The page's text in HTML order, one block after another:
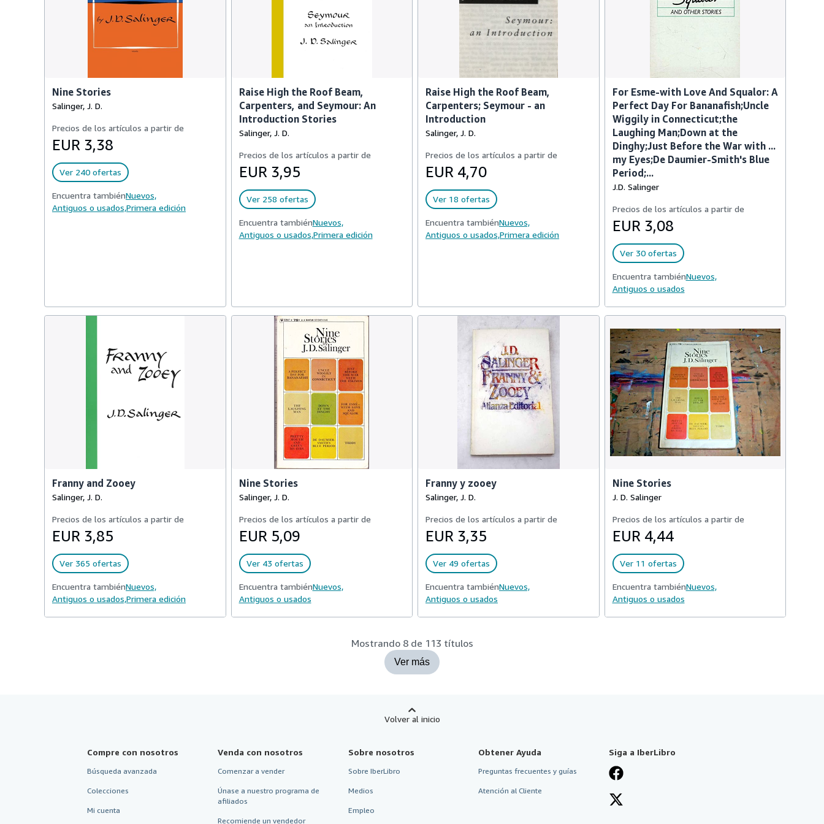
Nine Stories
Salinger, J. D.
Precios de los artículos a partir de
EUR 3,38
Ver 240 ofertas
Encuentra tambiénNuevos,
Antiguos o usados,Primera edición
Raise High the Roof Beam,
Carpenters, and Seymour: An
Introduction Stories
Salinger, J. D.
Precios de los artículos a partir de
EUR 3,95
Ver 258 ofertas
Encuentra tambiénNuevos,
Antiguos o usados,Primera edición
Raise High the Roof Beam,
Carpenters; Seymour - an
Introduction
Salinger, J. D.
Precios de los artículos a partir de
EUR 4,70
Ver 18 ofertas
Encuentra tambiénNuevos,
Antiguos o usados,Primera edición
For Esme-with Love And Squalor: A
Perfect Day For Bananafish;Uncle
Wiggily in Connecticut;the
Laughing Man;Down at the
Dinghy;Just Before the War with ...
my Eyes;De Daumier-Smith's Blue
Period;...
J.D. Salinger
Precios de los artículos a partir de
EUR 3,08
Ver 30 ofertas
Encuentra tambiénNuevos,
Antiguos o usados
Franny and Zooey
Salinger, J. D.
Precios de los artículos a partir de
EUR 3,85
Ver 365 ofertas
Encuentra tambiénNuevos,
Antiguos o usados,Primera edición
Nine Stories
Salinger, J. D.
Precios de los artículos a partir de
EUR 5,09
Ver 43 ofertas
Encuentra tambiénNuevos,
Antiguos o usados
Franny y zooey
Salinger, J. D.
Precios de los artículos a partir de
EUR 3,35
Ver 49 ofertas
Encuentra tambiénNuevos,
Antiguos o usados
Nine Stories
J. D. Salinger
Precios de los artículos a partir de
EUR 4,44
Ver 11 ofertas
Encuentra tambiénNuevos,
Antiguos o usados
Mostrando 8 de 113 títulos
Ver más
Volver al inicio
Compre con nosotros
Búsqueda avanzada
Colecciones
Mi cuenta
Venda con nosotros
Comenzar a vender
Únase a nuestro programa de
afiliados
Recomiende un vendedor
Sobre nosotros
Sobre IberLibro
Medios
Empleo
Obtener Ayuda
Preguntas frecuentes y guías
Atención al Cliente
Siga a IberLibro